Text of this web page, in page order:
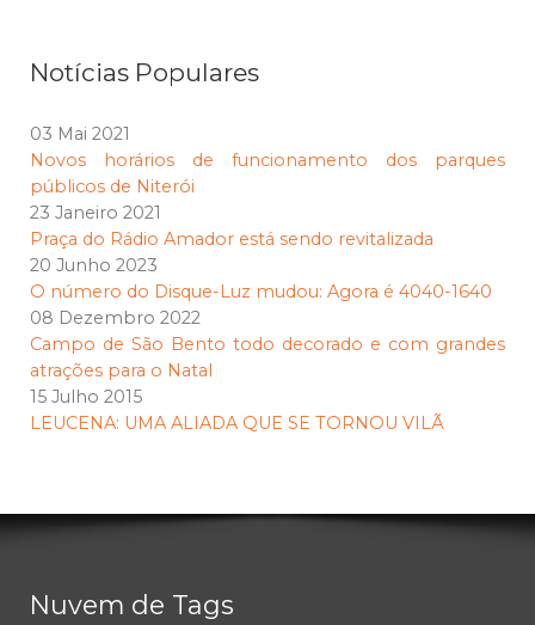
Notícias Populares
03 Mai 2021
Novos horários de funcionamento dos parques
públicos de Niterói
23 Janeiro 2021
Praça do Rádio Amador está sendo revitalizada
20 Junho 2023
O número do Disque-Luz mudou: Agora é 4040-1640
08 Dezembro 2022
Campo de São Bento todo decorado e com grandes
atrações para o Natal
15 Julho 2015
LEUCENA: UMA ALIADA QUE SE TORNOU VILÃ
Nuvem de Tags